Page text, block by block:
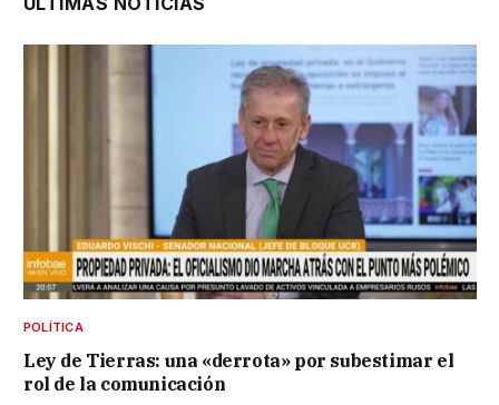
POLÍTICA
Ley de Tierras: una «derrota» por subestimar el
rol de la comunicación